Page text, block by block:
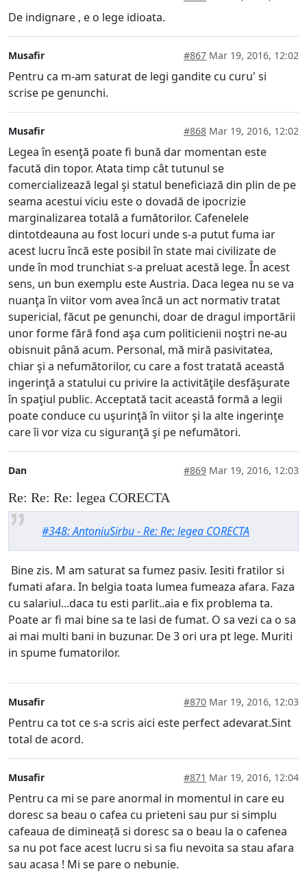
De indignare , e o lege idioata.
Musafir #867 Mar 19, 2016, 12:02
Pentru ca m-am saturat de legi gandite cu curu' si
scrise pe genunchi.
Musafir #868 Mar 19, 2016, 12:02
Legea în esenţă poate fi bună dar momentan este
facută din topor. Atata timp cât tutunul se
comercializează legal şi statul beneficiază din plin de pe
seama acestui viciu este o dovadă de ipocrizie
marginalizarea totală a fumătorilor. Cafenelele
dintotdeauna au fost locuri unde s-a putut fuma iar
acest lucru încă este posibil în state mai civilizate de
unde în mod trunchiat s-a preluat acestă lege. În acest
sens, un bun exemplu este Austria. Daca legea nu se va
nuanţa în viitor vom avea încă un act normativ tratat
supericial, făcut pe genunchi, doar de dragul importării
unor forme fără fond aşa cum politicienii noştri ne-au
obisnuit până acum. Personal, mă miră pasivitatea,
chiar şi a nefumătorilor, cu care a fost tratată această
ingerinţă a statului cu privire la activităţile desfăşurate
în spaţiul public. Acceptată tacit această formă a legii
poate conduce cu uşurinţă în viitor şi la alte ingerinţe
care îi vor viza cu siguranţă şi pe nefumători.
Dan #869 Mar 19, 2016, 12:03
Re: Re: Re: legea CORECTA
#348: AntoniuSirbu - Re: Re: legea CORECTA
Bine zis. M am saturat sa fumez pasiv. Iesiti fratilor si
fumati afara. In belgia toata lumea fumeaza afara. Faza
cu salariul...daca tu esti parlit..aia e fix problema ta.
Poate ar fi mai bine sa te lasi de fumat. O sa vezi ca o sa
ai mai multi bani in buzunar. De 3 ori ura pt lege. Muriti
in spume fumatorilor.
Musafir #870 Mar 19, 2016, 12:03
Pentru ca tot ce s-a scris aici este perfect adevarat.Sint
total de acord.
Musafir #871 Mar 19, 2016, 12:04
Pentru ca mi se pare anormal in momentul in care eu
doresc sa beau o cafea cu prieteni sau pur si simplu
cafeaua de dimineață si doresc sa o beau la o cafenea
sa nu pot face acest lucru si sa fiu nevoita sa stau afara
sau acasa ! Mi se pare o nebunie.